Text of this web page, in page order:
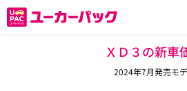
ＸＤ３の新車
2024年7月発売モ